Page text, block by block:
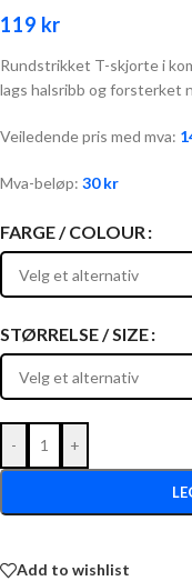
119 kr
Rundstrikket T-skjorte i
lags halsribb og forsterket
Veiledende pris med mva:
Mva-beløp: 30kr
FARGE / COLOUR
STØRRELSE / SIZE
- +
Add to wishlist